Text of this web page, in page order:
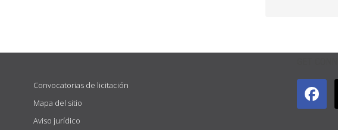
Convocatorias de licitación
Mapa del sitio
Aviso jurídico